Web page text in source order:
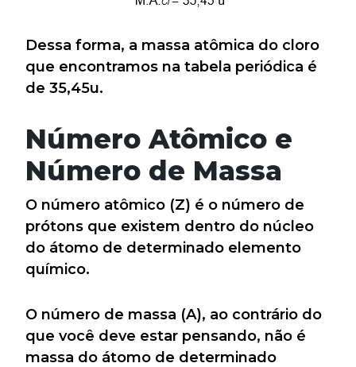
Dessa forma, a massa atômica do cloro
que encontramos na tabela periódica é
de 35,45u.
Número Atômico e
Número de Massa
O número atômico (Z) é o número de
prótons que existem dentro do núcleo
do átomo de determinado elemento
químico.
O número de massa (A), ao contrário do
que você deve estar pensando, não é
massa do átomo de determinado